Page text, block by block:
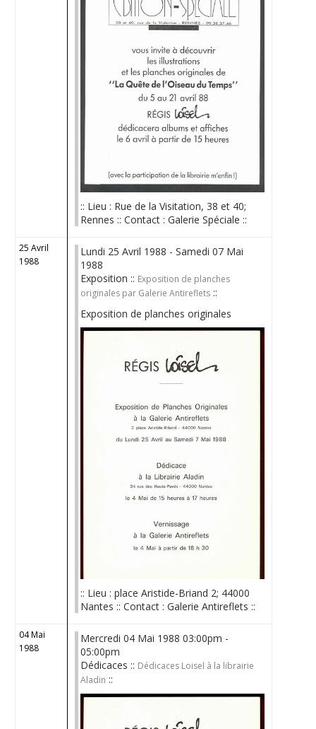
:: Lieu : Rue de la Visitation, 38 et 40;
Rennes :: Contact : Galerie Spéciale ::
25 Avril
1988
Lundi 25 Avril 1988 - Samedi 07 Mai
1988
Exposition :: Exposition de planches
originales par Galerie Antireflets ::
Exposition de planches originales
:: Lieu : place Aristide-Briand 2; 44000
Nantes :: Contact : Galerie Antireflets ::
04 Mai
1988
Mercredi 04 Mai 1988 03:00pm -
05:00pm
Dédicaces :: Dédicaces Loisel à la librairie
Aladin ::